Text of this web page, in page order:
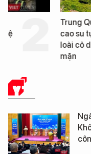
Trung Quốc phát hiện
cao su tự nhiên” từ
loài cỏ dại mọc trên
Y TẾ